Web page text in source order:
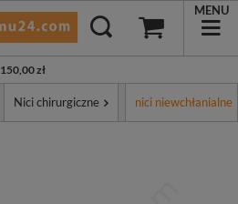
150,00 zł
MENU
Nici chirurgiczne nici niewchłanialne